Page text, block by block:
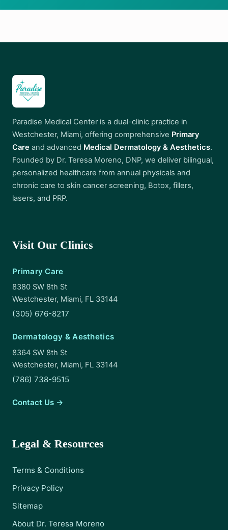
Paradise Medical Center is a dual-clinic practice in
Westchester, Miami, offering comprehensive Primary
Care and advanced Medical Dermatology & Aesthetics.
Founded by Dr. Teresa Moreno, DNP, we deliver bilingual,
personalized healthcare from annual physicals and
chronic care to skin cancer screening, Botox, fillers,
lasers, and PRP.
Visit Our Clinics
Primary Care
8380 SW 8th St
Westchester, Miami, FL 33144
(305) 676-8217
Dermatology & Aesthetics
8364 SW 8th St
Westchester, Miami, FL 33144
(786) 738-9515
Contact Us →
Legal & Resources
Terms & Conditions
Privacy Policy
Sitemap
About Dr. Teresa Moreno